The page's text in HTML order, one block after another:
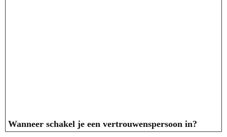
Wanneer schakel je een vertrouwenspersoon in?